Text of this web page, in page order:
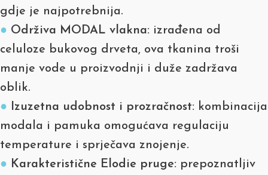
gdje je najpotrebnija.
● Održiva MODAL vlakna: izrađena od
celuloze bukovog drveta, ova tkanina troši
manje vode u proizvodnji i duže zadržava
oblik.
● Izuzetna udobnost i prozračnost: kombinacija
modala i pamuka omogućava regulaciju
temperature i sprječava znojenje.
● Karakteristične Elodie pruge: prepoznatljiv